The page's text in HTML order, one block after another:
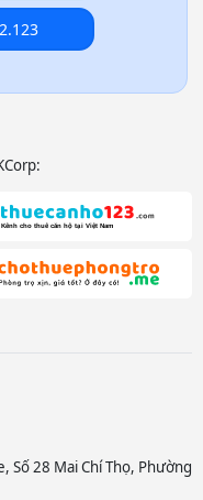
Số 28 Mai Chí Thọ, Phường